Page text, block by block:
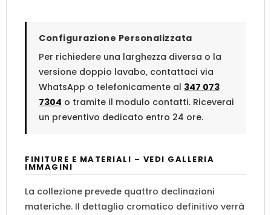
Configurazione Personalizzata
Per richiedere una larghezza diversa o la
versione doppio lavabo, contattaci via
WhatsApp o telefonicamente al 347 073
7304 o tramite il modulo contatti. Riceverai
un preventivo dedicato entro 24 ore.
FINITURE E MATERIALI – VEDI GALLERIA
IMMAGINI
La collezione prevede quattro declinazioni
materiche. Il dettaglio cromatico definitivo verrà